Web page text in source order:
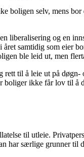
boligen selv, mens
liberalisering og en
samtidig som eier
ble leid ut, men
rett til å leie ut på
boliger ikke får lov til
til utleie.
har særlige grunner til